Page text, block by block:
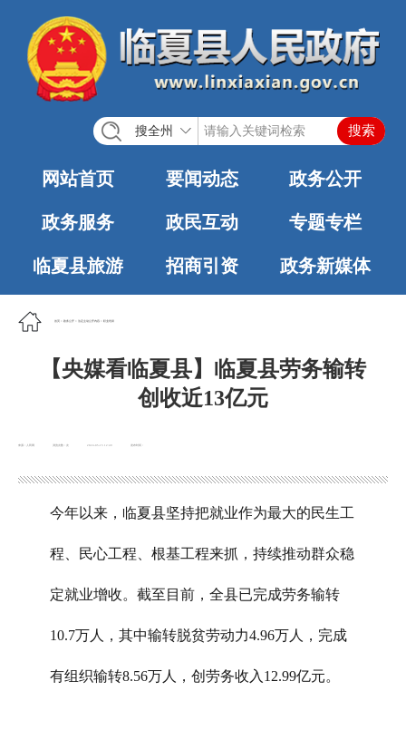
搜全州
网站首页 要闻动态 政务公开
政务服务 政民互动 专题专栏
临夏县旅游 招商引资 政务新媒体
首页 政务公开 法定主动公开内容 职业培训
【央媒看临夏县】临夏县劳务输转
创收近13亿元
浏览次数： 发布时间：
2024-05-15 12:49
今年以来，临夏县坚持把就业作为最大的民生工
程、民心工程、根基工程来抓，持续推动群众稳
定就业增收。截至目前，全县已完成劳务输转
10.7万人，其中输转脱贫劳动力4.96万人，完成
有组织输转8.56万人，创劳务收入12.99亿元。